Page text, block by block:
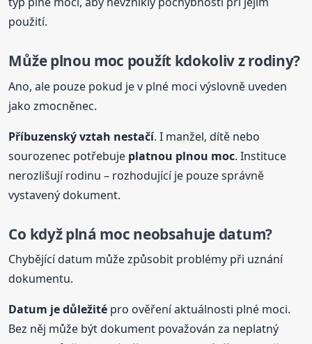
použití.
Může plnou moc použít kdokoliv z rodiny?
Ano, ale pouze pokud je v plné moci výslovně uveden
jako zmocněnec.
Příbuzenský vztah nestačí. I manžel, dítě nebo
sourozenec potřebuje platnou plnou moc. Instituce
nerozlišují rodinu – rozhodující je pouze správně
vystavený dokument.
Co kdyžplná moc neobsahuje datum?
Chybějící datum může způsobit problémy při uznání
dokumentu.
Datum je důležité pro ověření aktuálnosti plné moci.
Bez něj může být dokument považován za neplatný